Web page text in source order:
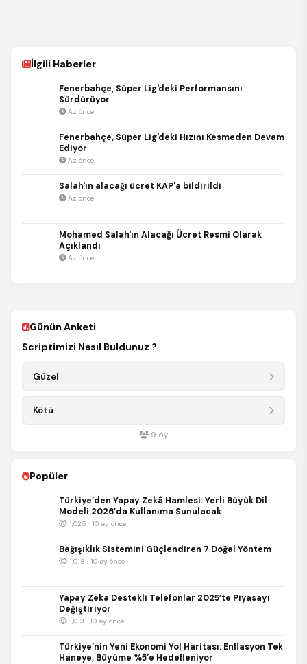
İlgili Haberler
Fenerbahçe, Süper Lig'deki Performansını
Sürdürüyor
Az önce
Fenerbahçe, Süper Lig'deki Hızını Kesmeden Devam
Ediyor
Az önce
Salah'ın alacağı ücret KAP'a bildirildi
Az önce
Mohamed Salah'ın Alacağı Ücret Resmi Olarak
Açıklandı
Az önce
Günün Anketi
Scriptimizi Nasıl Buldunuz ?
Güzel
Kötü
9 oy
Popüler
Türkiye’den Yapay Zekâ Hamlesi: Yerli Büyük Dil
Modeli 2026’da Kullanıma Sunulacak
1,025 · 10 ay önce
Bağışıklık Sistemini Güçlendiren 7 Doğal Yöntem
1,018 · 10 ay önce
Yapay Zeka Destekli Telefonlar 2025’te Piyasayı
Değiştiriyor
1,013 · 10 ay önce
Türkiye’nin Yeni Ekonomi Yol Haritası: Enflasyon Tek
Haneye, Büyüme %5’e Hedefleniyor